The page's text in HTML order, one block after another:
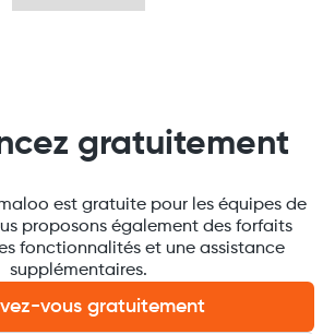
gratuitement
est gratuite pour les équipes de
proposons également des forfaits
fonctionnalités et une assistance
supplémentaires.
vous gratuitement